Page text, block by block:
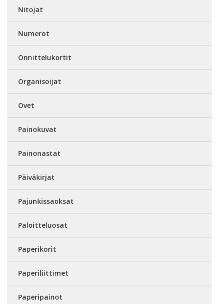
Nitojat
Numerot
Onnittelukortit
Organisoijat
Ovet
Painokuvat
Painonastat
Päiväkirjat
Pajunkissaoksat
Paloitteluosat
Paperikorit
Paperiliittimet
Paperipainot